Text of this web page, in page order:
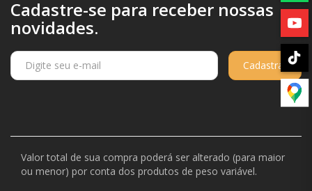
Cadastre-se para receber nossas
novidades.
Cadastrar
Valor total de sua compra poderá ser alterado (para maior
ou menor) por conta dos produtos de peso variável.